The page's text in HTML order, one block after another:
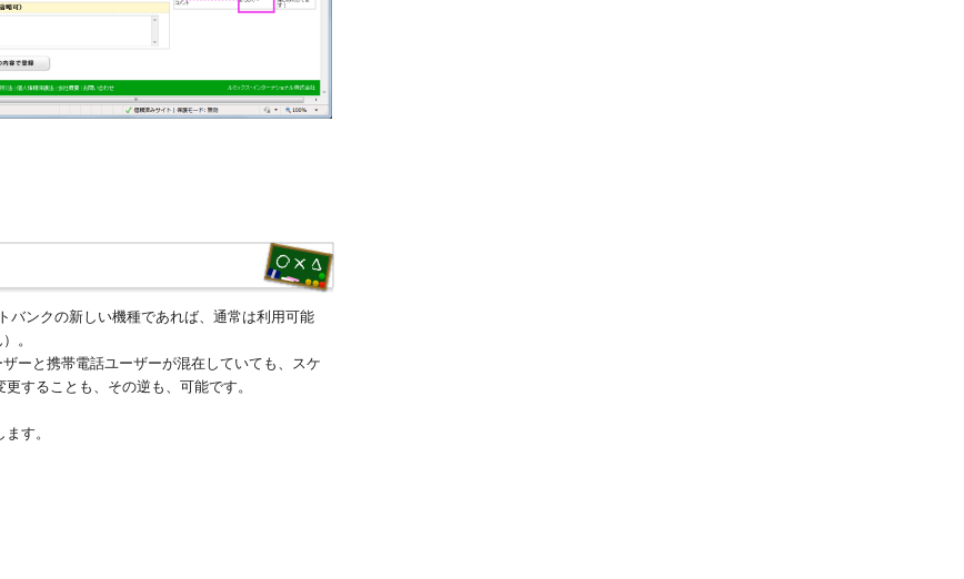
ンクの新しい機種であれば、通常は利用可能
。
ーと携帯電話ユーザーが混在していても、スケ
することも、その逆も、可能です。
す。